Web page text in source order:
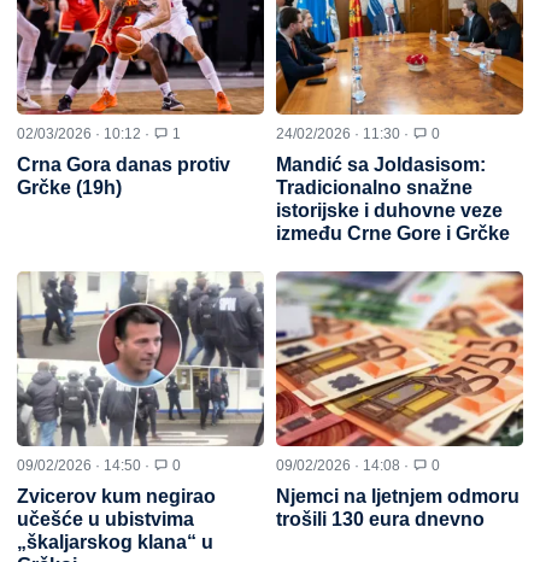
02/03/2026 · 10:12 · 1
Crna Gora danas protiv
Grčke (19h)
24/02/2026 · 11:30 · 0
Mandić sa Joldasisom:
Tradicionalno snažne
istorijske i duhovne veze
između Crne Gore i Grčke
09/02/2026 · 14:50 · 0
Zvicerov kum negirao
učešće u ubistvima
„škaljarskog klana“ u
09/02/2026 · 14:08 · 0
Njemci na ljetnjem odmoru
trošili 130 eura dnevno